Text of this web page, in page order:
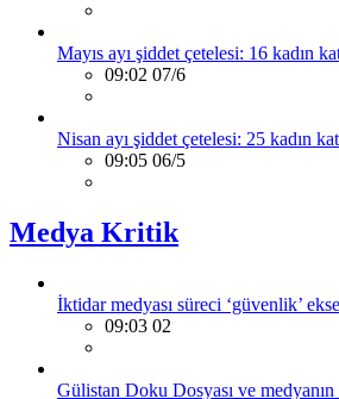
Mayıs ayı şiddet çetelesi: 16 kadın
09:02 07/6
Nisan ayı şiddet çetelesi: 25 kadın
09:05 06/5
Medya Kritik
İktidar medyası süreci ‘güvenlik’
09:03 02
Gülistan Doku Dosyası ve medyanın